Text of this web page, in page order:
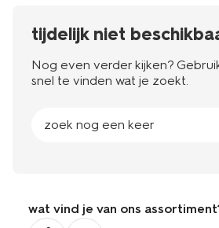
tijdelijk niet
Nog even verder kijken?
snel te vinden wat je zoekt.
zoek nog een keer
wat vind je van ons